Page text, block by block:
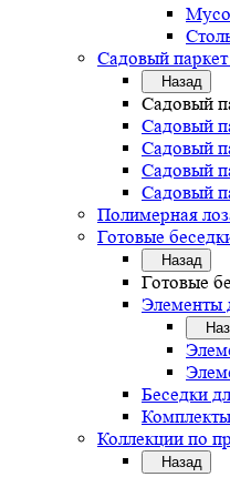
Садовый
Назад
Садовый
Садовый
Садовый
Садовый
Садовый
Полимерная
Готовые
Назад
Готовые
Элементы
Беседки
Коллекции по
Назад